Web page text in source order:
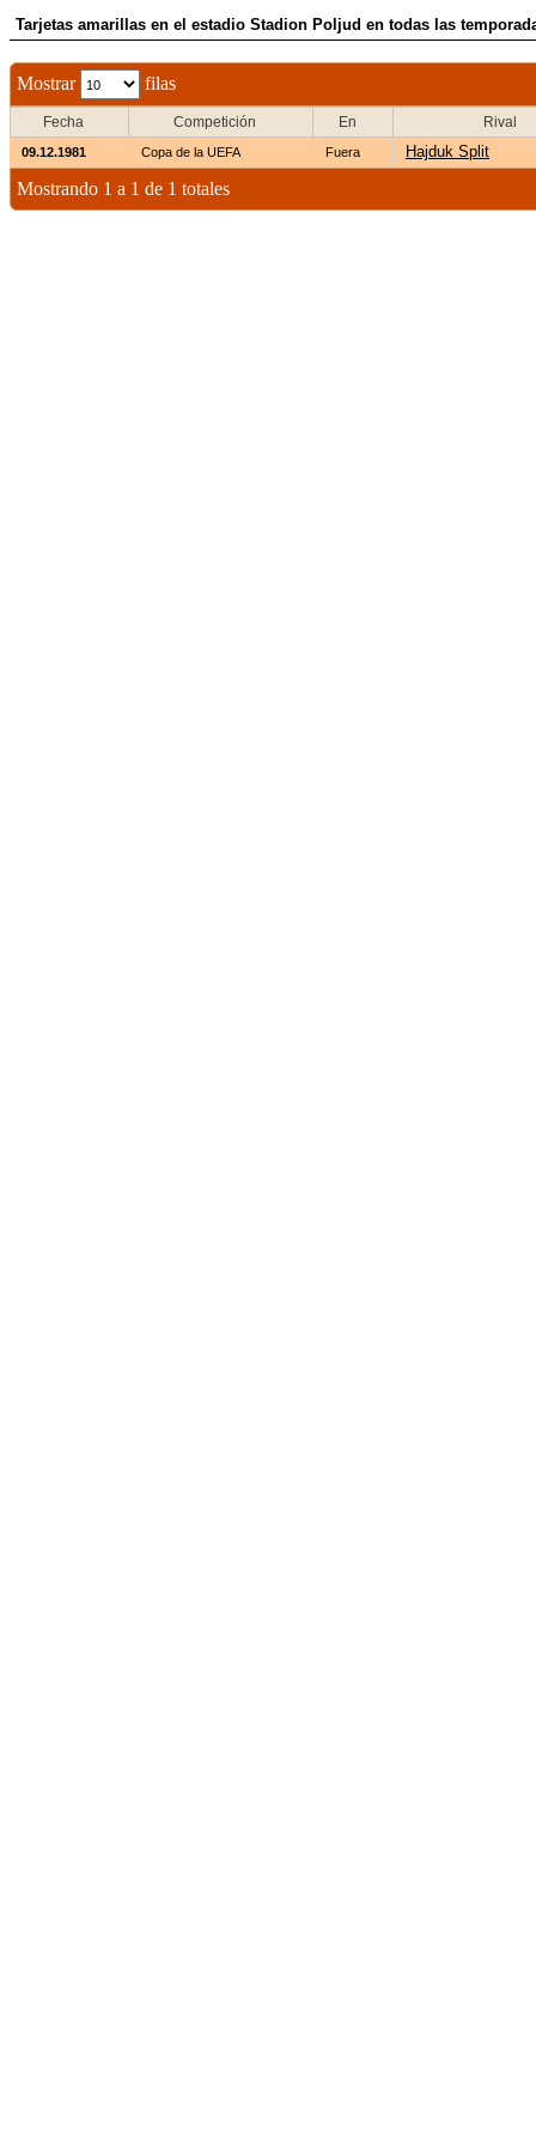
Tarjetas amarillas en el estadio Stadion Poljud en todas las
Mostrar filas
Fecha Competición En Rival
09.12.1981 Copa de la UEFA Fuera Hajduk Split
Mostrando 1 a 1 de 1 totales